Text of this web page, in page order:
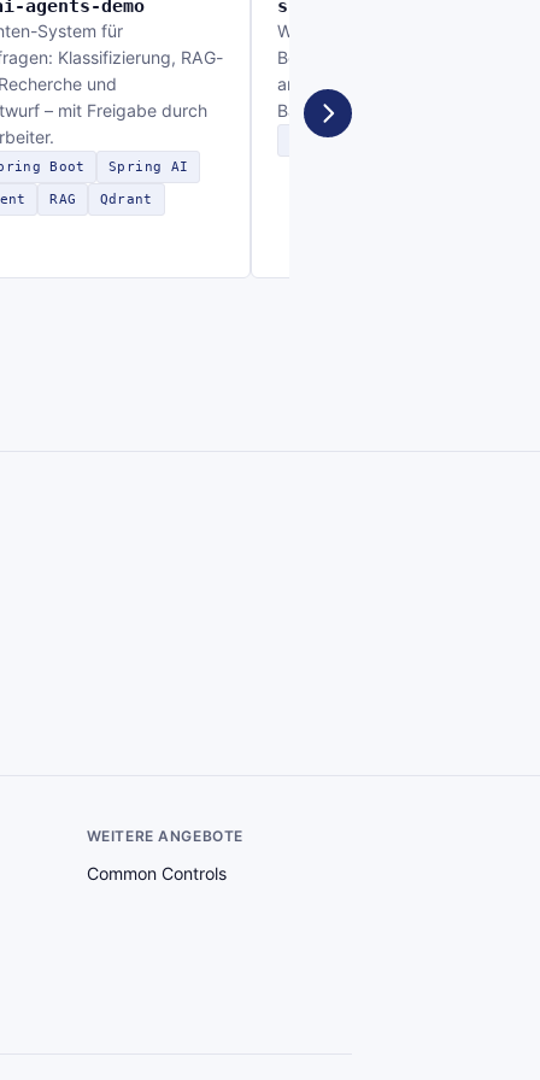
agents-demo
System für
Klassifizierung, RAG-
und
– mit Freigabe durch
Boot Spring AI
RAG Qdrant
spring-n8n-demo
Workflow-Automatisierung:
Bestellfreigabe per n8n und
angebunden an ein Spring-Boot-
Backend.
Spring Boot
WEITERE ANGEBOTE
Common Controls